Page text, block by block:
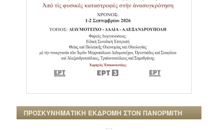
ΠΡΟΣΚΥΝΗΜΑΤΙΚΗ ΕΚΔΡΟΜΗ ΣΤΟΝ ΠΑΝΟΡΜΙΤΗ